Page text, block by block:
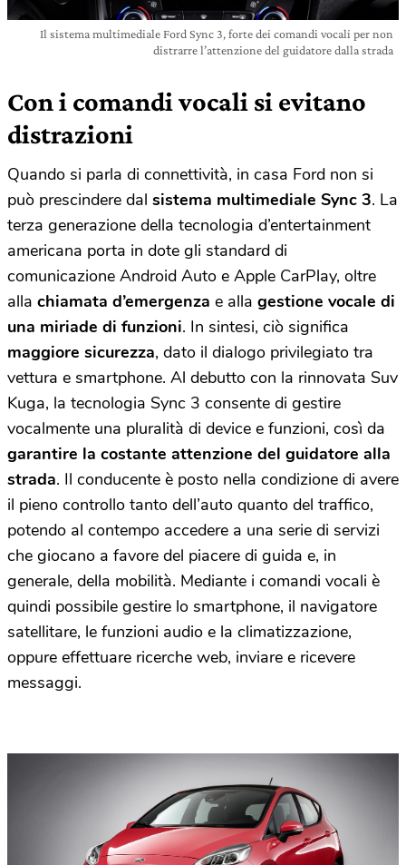
Il sistema multimediale Ford Sync 3, forte dei comandi vocali per non
distrarre l’attenzione del guidatore dalla strada
Con i comandi vocali si evitano
distrazioni
Quando si parla di connettività, in casa Ford non si
può prescindere dal sistema multimediale Sync 3. La
terza generazione della tecnologia d’entertainment
americana porta in dote gli standard di
comunicazione Android Auto e Apple CarPlay, oltre
alla chiamata d’emergenza e alla gestione vocale di
una miriade di funzioni. In sintesi, ciò significa
maggiore sicurezza, dato il dialogo privilegiato tra
vettura e smartphone. Al debutto con la rinnovata Suv
Kuga, la tecnologia Sync 3 consente di gestire
vocalmente una pluralità di device e funzioni, così da
garantire la costante attenzione del guidatore alla
strada. Il conducente è posto nella condizione di avere
il pieno controllo tanto dell’auto quanto del traffico,
potendo al contempo accedere a una serie di servizi
che giocano a favore del piacere di guida e, in
generale, della mobilità. Mediante i comandi vocali è
quindi possibile gestire lo smartphone, il navigatore
satellitare, le funzioni audio e la climatizzazione,
oppure effettuare ricerche web, inviare e ricevere
messaggi.